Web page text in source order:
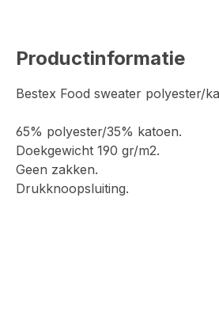
Productinformatie
Bestex Food sweater polyester/
65% polyester/35% katoen.
Doekgewicht 190 gr/m2.
Geen zakken.
Drukknoopsluiting.